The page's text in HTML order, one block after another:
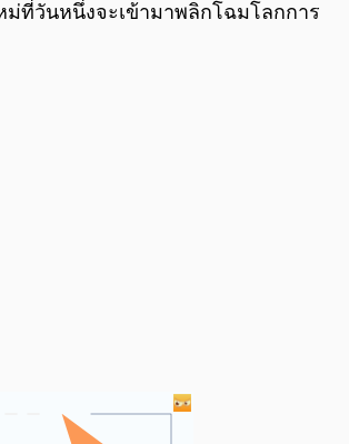
ที่วันหนึ่งจะเข้ามาพลิกโฉมโลกการ